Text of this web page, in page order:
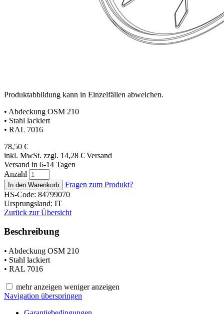
Produktabbildung kann in Einzelfällen abweichen.
• Abdeckung OSM 210
• Stahl lackiert
• RAL 7016
78,50 €
inkl. MwSt. zzgl. 14,28 € Versand
Versand in 6-14 Tagen
Anzahl
Fragen zum Produkt?
HS-Code: 84799070
Ursprungsland: IT
Zurück zur Übersicht
Beschreibung
• Abdeckung OSM 210
• Stahl lackiert
• RAL 7016
mehr anzeigen weniger anzeigen
Navigation überspringen